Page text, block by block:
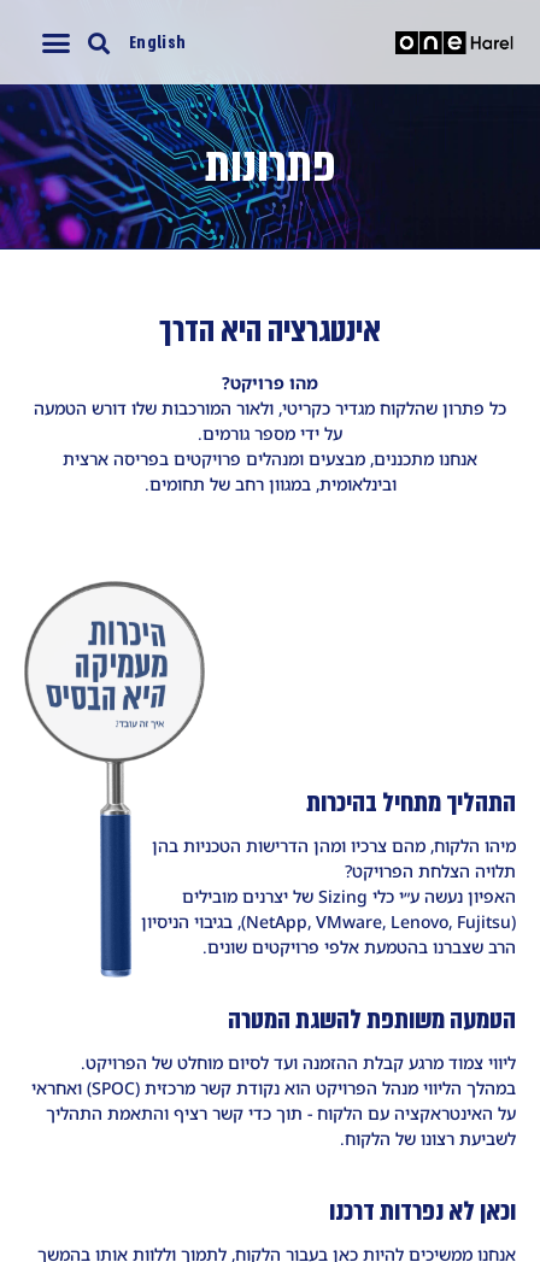
English
פתרונות
אינטגרציה היא הדרך
מהו פרויקט?
כל פתרון שהלקוח מגדיר כקריטי, ולאור המורכבות שלו דורש הטמעה
על ידי מספר גורמים.
אנחנו מתכננים, מבצעים ומנהלים פרויקטים בפריסה ארצית
ובינלאומית, במגוון רחב של תחומים.
התהליך מתחיל בהיכרות
מיהו הלקוח, מהם צרכיו ומהן הדרישות הטכניות בהן
תלויה הצלחת הפרויקט?
האפיון נעשה ע״י כלי Sizing של יצרנים מובילים
(NetApp, VMware, Lenovo, Fujitsu), בגיבוי הניסיון
הרב שצברנו בהטמעת אלפי פרויקטים שונים.
הטמעה משותפת להשגת המטרה
ליווי צמוד מרגע קבלת ההזמנה ועד לסיום מוחלט של הפרויקט.
במהלך הליווי מנהל הפרויקט הוא נקודת קשר מרכזית (SPOC) ואחראי
על האינטראקציה עם הלקוח - תוך כדי קשר רציף והתאמת התהליך
לשביעת רצונו של הלקוח.
וכאן לא נפרדות דרכנו
אנחנו ממשיכים להיות כאן בעבור הלקוח, לתמוך וללוות אותו בהמשך